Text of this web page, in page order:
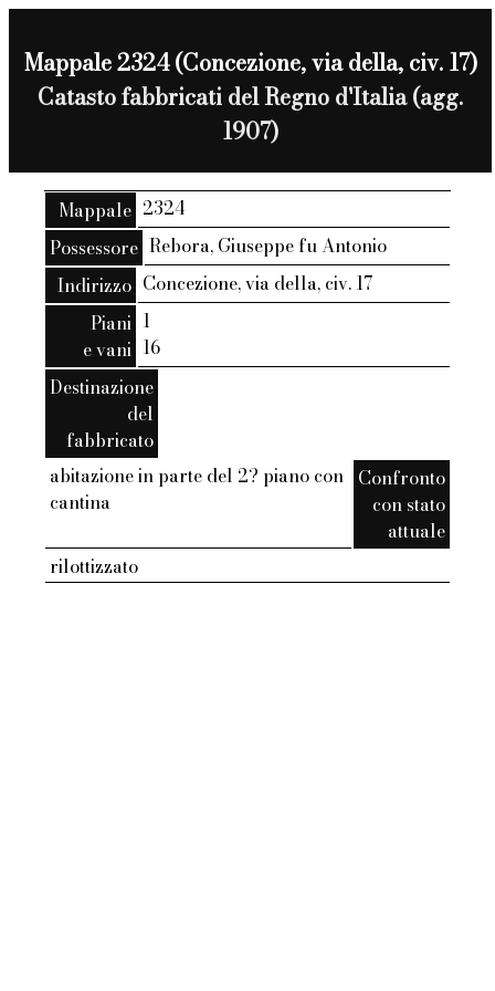
Mappale 2324 (Concezione, via della, civ. 17)
Catasto fabbricati del Regno d'Italia (agg.
1907)
Mappale 2324
Possessore Rebora, Giuseppe fu Antonio
Indirizzo Concezione, via della, civ. 17
Piani
e vani
1
16
Destinazione
del
fabbricato
abitazione in parte del 2? piano con
cantina
Confronto
con stato
attuale
rilottizzato